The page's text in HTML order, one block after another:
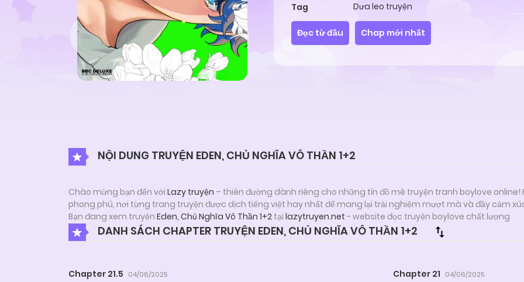
Tag
Dưa leo truyện
Đọc từ đầu Chap mới nhất
NỘI DUNG TRUYỆN EDEN, CHỦ NGHĨA VÔ THẦN 1+2
Chào mừng bạn đến với Lazy truyện – thiên đường dành riêng cho những tín đồ mê truyện tranh boylove
phong phú, nơi từng trang truyện được dịch tiếng việt hay nhất để mang lại trải nghiệm mượt mà và đầy cảm
Bạn đang xem truyện Eden, Chủ Nghĩa Vô Thần 1+2 tại lazytruyen.net - website đọc truyện boylove chất lượng
DANH SÁCH CHAPTER TRUYỆN EDEN, CHỦ NGHĨA VÔ THẦN 1+2
Chapter 21.5 04/06/2025 Chapter 21 04/06/2025